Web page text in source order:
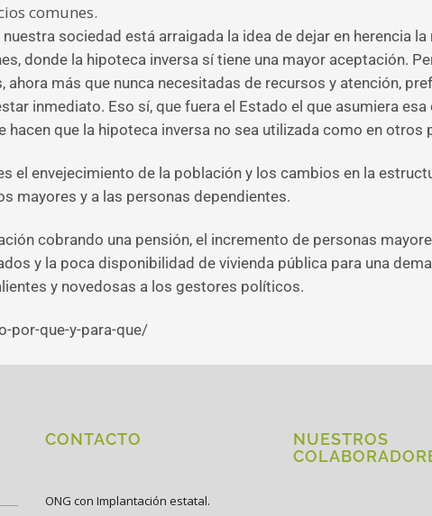
comunes.
sociedad está arraigada la idea de dejar en herencia la
donde la hipoteca inversa sí tiene una mayor aceptación.
más que nunca necesitadas de recursos y atención,
inmediato. Eso sí, que fuera el Estado el que asumiera
que la hipoteca inversa no sea utilizada como en otros
el envejecimiento de la población y los cambios en la
mayores y a las personas dependientes.
cobrando una pensión, el incremento de personas
y la poca disponibilidad de vivienda pública para una
y novedosas a los gestores políticos.
por-que-y-para-que/
CONTACTO
ONG con Implantación estatal.
NUESTROS